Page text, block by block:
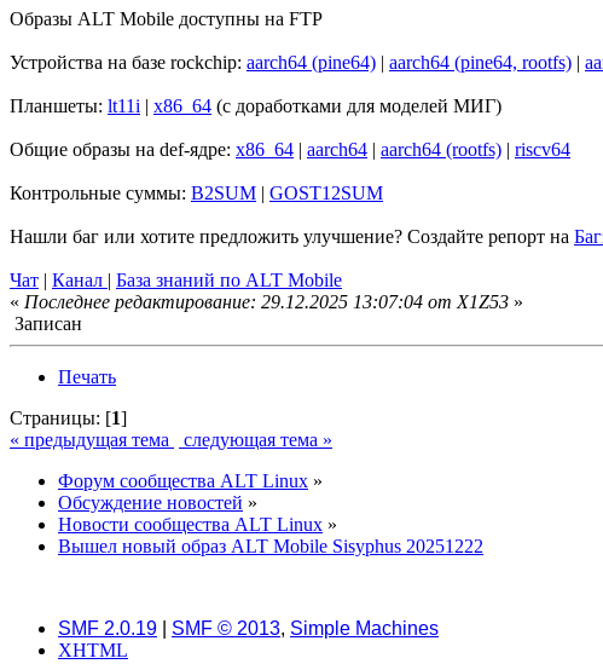
Образы ALT Mobile доступны на FTP
Устройства на базе rockchip: aarch64 (pine64) aarch64 (pine64, rootfs)
Планшеты: lt11i x86_64 (с доработками для моделей МИГ)
Общие образы на def-ядре: x86_64 aarch64 aarch64 (rootfs) riscv64
Контрольные суммы: B2SUM GOST12SUM
Нашли баг или хотите предложить улучшение? Создайте репорт на
Чат Канал
База знаний по ALT Mobile
« Последнее редактирование: 29.12.2025 13:07:04 от X1Z53 »
Записан
Печать
Страницы: [1]
« предыдущая тема
следующая тема »
Форум сообщества ALT Linux »
Обсуждение новостей »
Новости сообщества ALT Linux »
Вышел новый образ ALT Mobile Sisyphus 20251222
SMF 2.0.19 SMF © 2013, Simple Machines
XHTML